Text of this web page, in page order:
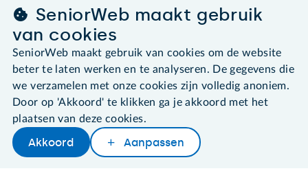
030 - 276 99 65
leden@seniorweb.nl
©2026 SeniorWeb
Algemene voorwaarden
Cookies en cookie-instellingen
SeniorWeb maakt gebruik
van cookies
SeniorWeb maakt gebruik van cookies om de website
beter te laten werken en te analyseren. De gegevens die
we verzamelen met onze cookies zijn volledig anoniem.
Door op 'Akkoord' te klikken ga je akkoord met het
plaatsen van deze cookies.
Akkoord Aanpassen